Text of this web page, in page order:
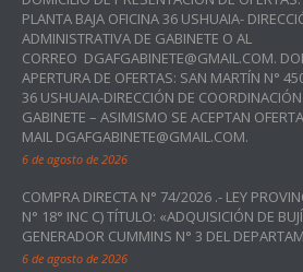
PLANTA BAJA OFICINA 36 USHUAIA-
ADMINISTRATIVA DE GABINETE O AL
CORREO DGAFGABINETE@GMAIL.COM.
APERTURA DE OFERTAS: SAN MARTÍN N°
36 USHUAIA-DIRECCIÓN DE
GABINETE – ASIMISMO SE ACEPTAN
MAIL DGAFGABINETE@GMAIL.COM.
6 de agosto de 2026
COMPRA DIRECTA N° 74/2026 .- LEY
N° 18° INC C) TÍTULO: «ADQUISICIÓN DE
GENERADOR CUMMINS N° 3 DEL
6 de agosto de 2026